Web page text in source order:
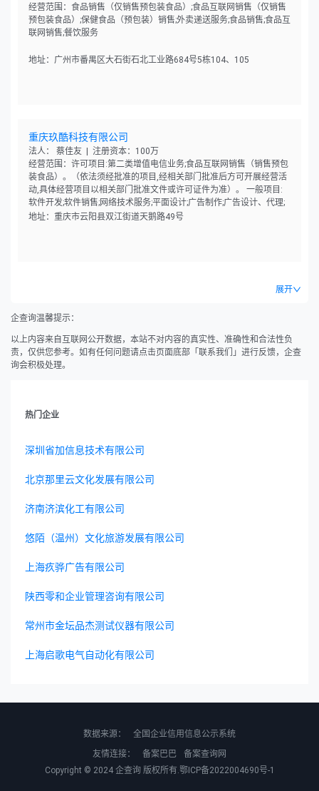
经营范围：食品销售（仅销售预包装食品）;食品互联网销售（仅销售
预包装食品）;保健食品（预包装）销售;外卖递送服务;食品销售;食品互
联网销售;餐饮服务
地址：广州市番禺区大石街石北工业路684号5栋104、105
重庆玖酷科技有限公司
法人： 蔡佳友 | 注册资本：100万
经营范围：许可项目:第二类增值电信业务;食品互联网销售（销售预包
装食品）。（依法须经批准的项目,经相关部门批准后方可开展经营活
动,具体经营项目以相关部门批准文件或许可证件为准）。 一般项目:
软件开发;软件销售;网络技术服务;平面设计;广告制作;广告设计、代理;
广告发布（非广播电台、电视台、报刊出版单位）;市场营销策划;图文
地址：重庆市云阳县双江街道天鹅路49号
展开
企查询温馨提示：
以上内容来自互联网公开数据，本站不对内容的真实性、准确性和合法性负
责，仅供您参考。如有任何问题请点击页面底部「联系我们」进行反馈，企查
询会积极处理。
热门企业
深圳省加信息技术有限公司
北京那里云文化发展有限公司
济南济滨化工有限公司
悠陌（温州）文化旅游发展有限公司
上海疚骅广告有限公司
陕西零和企业管理咨询有限公司
常州市金坛品杰测试仪器有限公司
上海启歌电气自动化有限公司
数据来源：
全国企业信用信息公示系统
友情连接：
备案巴巴
备案查询网
Copyright © 2024 企查询版权所有.鄂ICP备2022004690号-1